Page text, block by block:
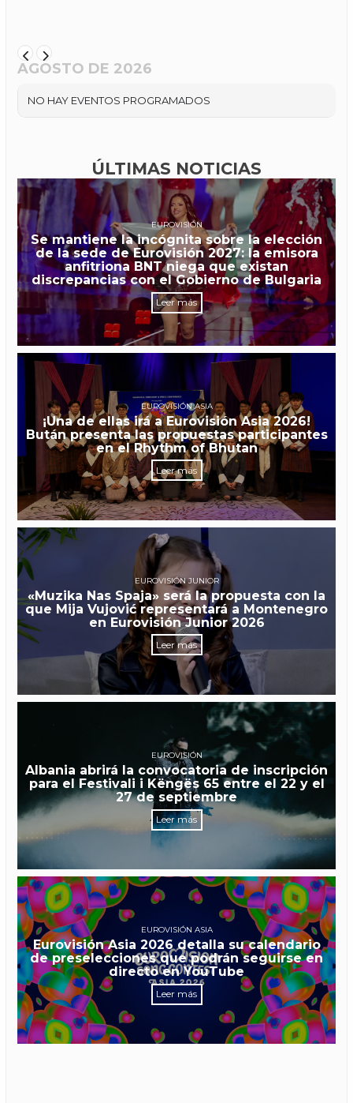
AGOSTO DE 2026
NO HAY EVENTOS PROGRAMADOS
ÚLTIMAS NOTICIAS
EUROVISIÓN
Se mantiene la incógnita sobre la elección
de la sede de Eurovisión 2027: la emisora
anfitriona BNT niega que existan
discrepancias con el Gobierno de Bulgaria
Leer más
EUROVISIÓN ASIA
¡Una de ellas irá a Eurovisión Asia 2026!
Bután presenta las propuestas participantes
en el Rhythm of Bhutan
Leer más
EUROVISIÓN JUNIOR
«Muzika Nas Spaja» será la propuesta con la
que Mija Vujović representará a Montenegro
en Eurovisión Junior 2026
Leer más
EUROVISIÓN
Albania abrirá la convocatoria de inscripción
para el Festivali i Këngës 65 entre el 22 y el
27 de septiembre
Leer más
EUROVISIÓN ASIA
Eurovisión Asia 2026 detalla su calendario
de preselecciones que podrán seguirse en
directo en YouTube
Leer más